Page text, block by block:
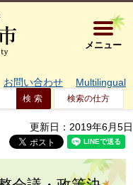
大阪府箕
メニュー
お問い合わせ Multilingual
検索の仕方
更新日：2019年6月5日